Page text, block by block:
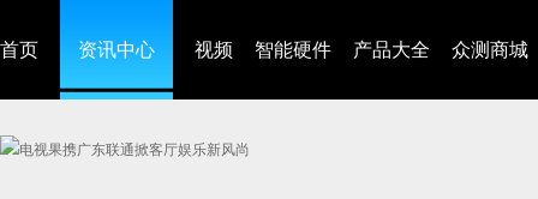
首页 资讯中心 视频 智能硬件 产品大全 众测商城